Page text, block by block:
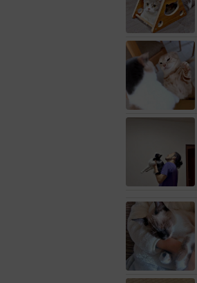
同居
特に先住猫の
ーカー”に。